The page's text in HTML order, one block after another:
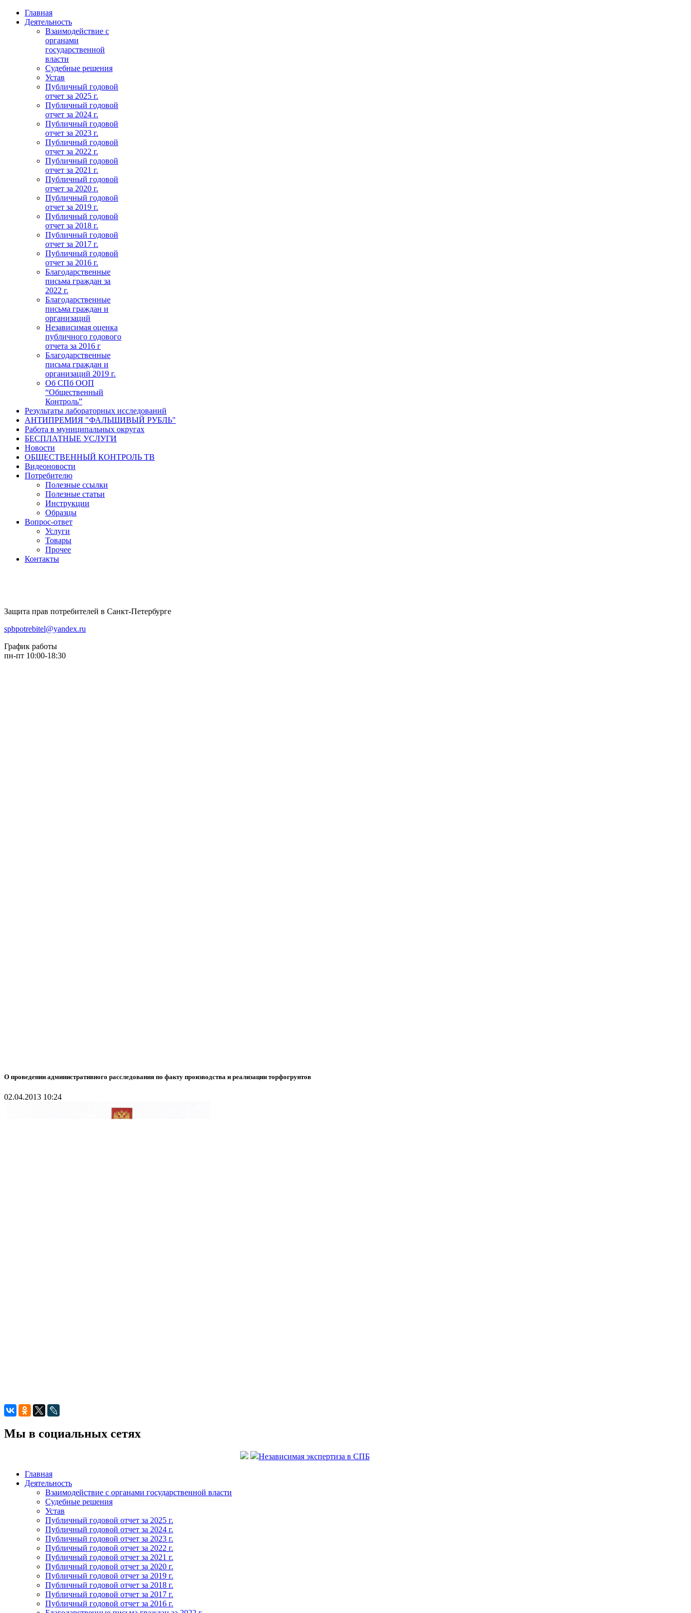
Главная
Деятельность
Взаимодействие с
органами
государственной
власти
Судебные решения
Устав
Публичный годовой
отчет за 2025 г.
Публичный годовой
отчет за 2024 г.
Публичный годовой
отчет за 2023 г.
Публичный годовой
отчет за 2022 г.
Публичный годовой
отчет за 2021 г.
Публичный годовой
отчет за 2020 г.
Публичный годовой
отчет за 2019 г.
Публичный годовой
отчет за 2018 г.
Публичный годовой
отчет за 2017 г.
Публичный годовой
отчет за 2016 г.
Благодарственные
письма граждан за
2022 г.
Благодарственные
письма граждан и
организаций
Независимая оценка
публичного годового
отчета за 2016 г
Благодарственные
письма граждан и
организаций 2019 г.
Об СПб ООП
“Общественный
Контроль”
Результаты лабораторных исследований
АНТИПРЕМИЯ "ФАЛЬШИВЫЙ РУБЛЬ"
Работа в муниципальных округах
БЕСПЛАТНЫЕ УСЛУГИ
Новости
ОБЩЕСТВЕННЫЙ КОНТРОЛЬ ТВ
Видеоновости
Потребителю
Полезные ссылки
Полезные статьи
Инструкции
Образцы
Вопрос-ответ
Услуги
Товары
Прочее
Контакты
Защита прав потребителей в Санкт-Петербурге
spbpotrebitel@yandex.ru
График работы
пн-пт 10:00-18:30
О проведении административного расследования по факту производства и реализации торфогрунтов
02.04.2013 10:24
Мы в социальных сетях
Независимая экспертиза в СПБ
Главная
Деятельность
Взаимодействие с органами государственной власти
Судебные решения
Устав
Публичный годовой отчет за 2025 г.
Публичный годовой отчет за 2024 г.
Публичный годовой отчет за 2023 г.
Публичный годовой отчет за 2022 г.
Публичный годовой отчет за 2021 г.
Публичный годовой отчет за 2020 г.
Публичный годовой отчет за 2019 г.
Публичный годовой отчет за 2018 г.
Публичный годовой отчет за 2017 г.
Публичный годовой отчет за 2016 г.